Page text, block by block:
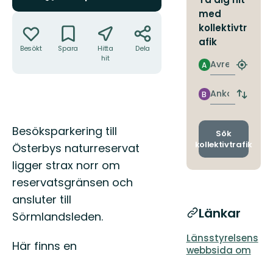
Besökt Spara
Hitta
hit
Dela
Beskrivning
Besöksparkering till
Österbys naturreservat
ligger strax norr om
reservatsgränsen och
ansluter till
Sörmlandsleden.
Här finns en
med
kollektivtr
afik
Avresa
A
Hitta
Ankomst
B
Byt
och
Sök
kollektivtrafik
Länkar
Länsstyrelsens
webbsida om